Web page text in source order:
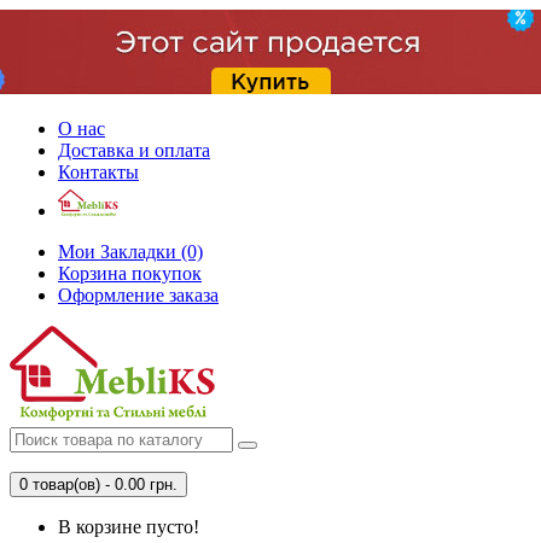
О нас
Доставка и оплата
Контакты
Мои Закладки (0)
Корзина покупок
Оформление заказа
0 товар(ов) - 0.00 грн.
В корзине пусто!